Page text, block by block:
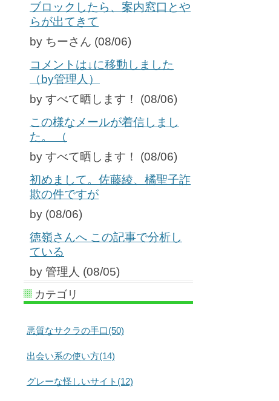
ブロックしたら、案内窓口とや
らが出てきて
by ちーさん (08/06)
コメントは↓に移動しました
（by管理人）
by すべて晒します！ (08/06)
この様なメールが着信しまし
た。 （
by すべて晒します！ (08/06)
初めまして。佐藤綾、橘聖子詐
欺の件ですが
by (08/06)
徳嶺さんへ この記事で分析し
ている
by 管理人 (08/05)
カテゴリ
悪質なサクラの手口(50)
出会い系の使い方(14)
グレーな怪しいサイト(12)